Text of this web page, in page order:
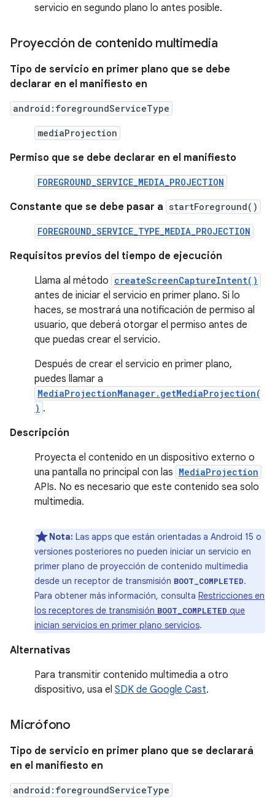
servicio en segundo plano lo antes posible.
Proyección de contenido multimedia
Tipo de servicio en primer plano que se debe
declarar en el manifiesto en
android:foregroundServiceType
mediaProjection
Permiso que se debe declarar en el manifiesto
FOREGROUND_SERVICE_MEDIA_PROJECTION
Constante que se debe pasar a startForeground()
FOREGROUND_SERVICE_TYPE_MEDIA_PROJECTION
Requisitos previos del tiempo de ejecución
Llama al método createScreenCaptureIntent()
antes de iniciar el servicio en primer plano. Si lo
haces, se mostrará una notificación de permiso al
usuario, que deberá otorgar el permiso antes de
que puedas crear el servicio.
Después de crear el servicio en primer plano,
puedes llamar a
MediaProjectionManager.getMediaProjection(
) .
Descripción
Proyecta el contenido en un dispositivo externo o
una pantalla no principal con las MediaProjection
APIs. No es necesario que este contenido sea solo
multimedia.
Nota: Las apps que están orientadas a Android 15 o
versiones posteriores no pueden iniciar un servicio en
primer plano de proyección de contenido multimedia
desde un receptor de transmisión BOOT_COMPLETED.
Para obtener más información, consulta Restricciones en
los receptores de transmisión BOOT_COMPLETED que
inician servicios en primer plano servicios.
Alternativas
Para transmitir contenido multimedia a otro
dispositivo, usa el SDK de Google Cast.
Micrófono
Tipo de servicio en primer plano que se declarará
en el manifiesto en
android:foregroundServiceType